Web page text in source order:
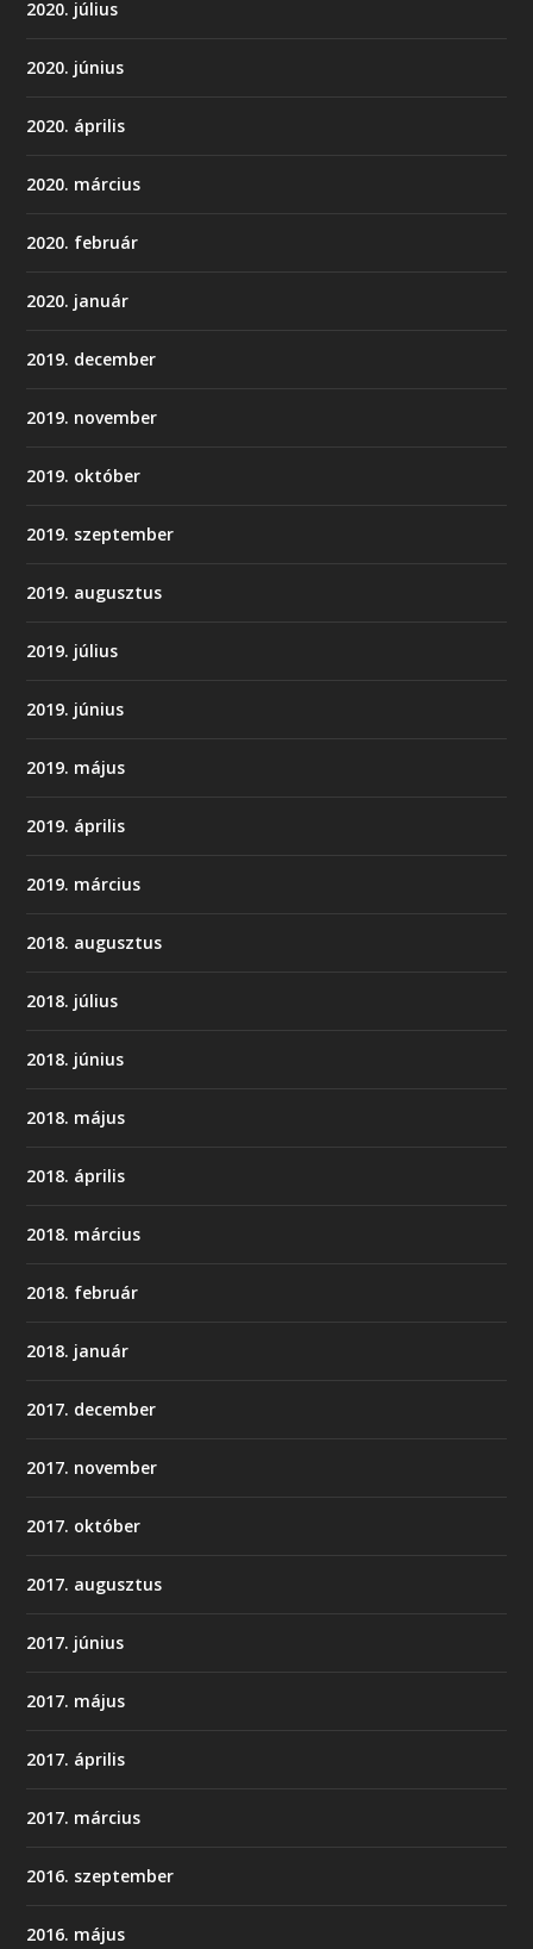
2020. július
2020. június
2020. április
2020. március
2020. február
2020. január
2019. december
2019. november
2019. október
2019. szeptember
2019. augusztus
2019. július
2019. június
2019. május
2019. április
2019. március
2018. augusztus
2018. július
2018. június
2018. május
2018. április
2018. március
2018. február
2018. január
2017. december
2017. november
2017. október
2017. augusztus
2017. június
2017. május
2017. április
2017. március
2016. szeptember
2016. május